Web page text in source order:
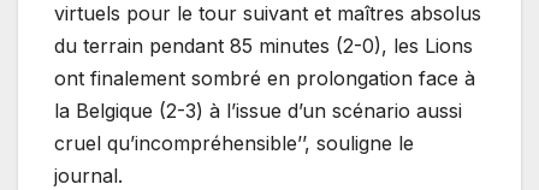
virtuels pour le tour suivant et maîtres absolus
du terrain pendant 85 minutes (2-0), les Lions
ont finalement sombré en prolongation face à
la Belgique (2-3) à l’issue d’un scénario aussi
cruel qu’incompréhensible’’, souligne le
journal.